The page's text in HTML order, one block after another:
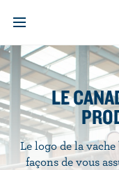
A
l
l
e
r
a
u
LE
Le logo de la
façons de vous